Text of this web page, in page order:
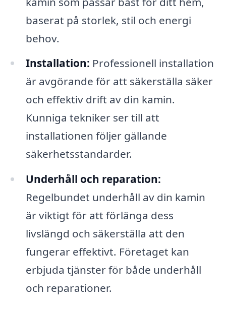
baserat på storlek, stil och energi
behov.
Installation: Professionell installation
är avgörande för att säkerställa säker
och effektiv drift av din kamin.
Kunniga tekniker ser till att
installationen följer gällande
säkerhetsstandarder.
Underhåll och reparation:
Regelbundet underhåll av din kamin
är viktigt för att förlänga dess
livslängd och säkerställa att den
fungerar effektivt. Företaget kan
erbjuda tjänster för både underhåll
och reparationer.